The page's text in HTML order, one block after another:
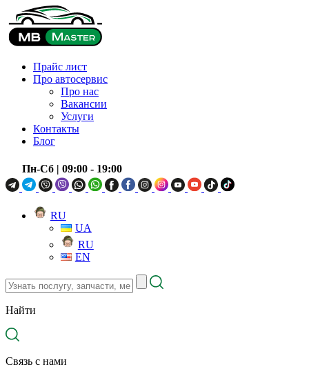
Прайс лист
Про автосервис
Про нас
Вакансии
Услуги
Контакты
Блог
Пн-Сб | 09:00 - 19:00
RU
UA
RU
EN
Узнать
послугу,
запчасти,
местоположение
Найти
Связь с нами